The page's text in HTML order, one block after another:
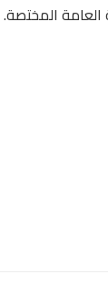
العامة المختصة.